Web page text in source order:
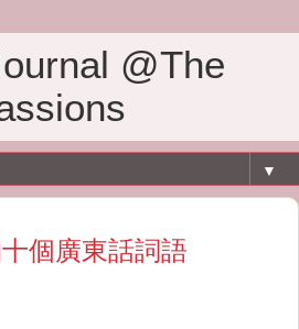
@The
▼
個廣東話詞語